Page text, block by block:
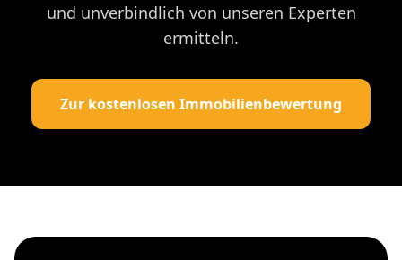
und unverbindlich von unseren Experten
ermitteln.
Zur kostenlosen Immobilienbewertung